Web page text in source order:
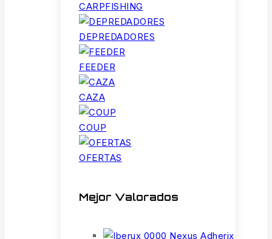
CARPFISHING
DEPREDADORES
FEEDER
CAZA
COUP
OFERTAS
Mejor Valorados